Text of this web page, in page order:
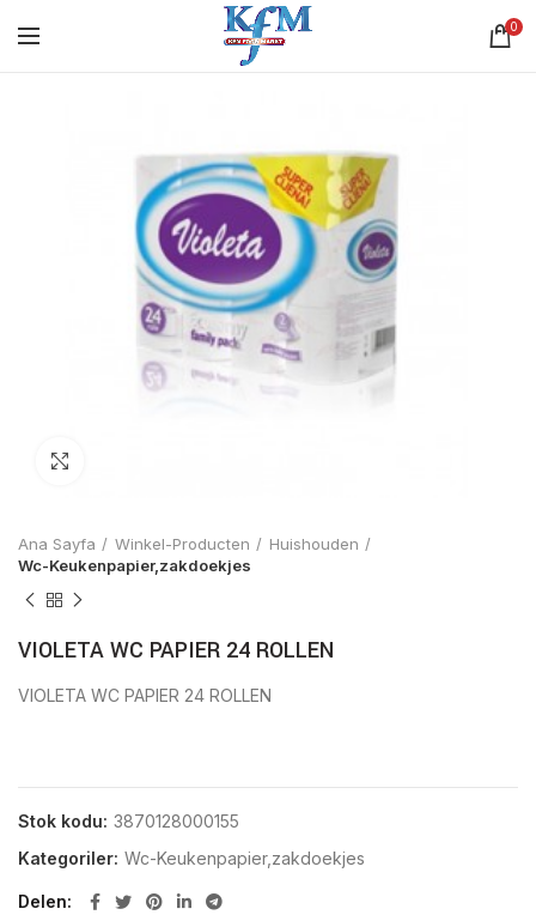
0
Ana Sayfa Winkel-Producten
Huishouden
Wc-Keukenpapier,zakdoekjes
VIOLETA WC PAPIER 24 ROLLEN
VIOLETA WC PAPIER 24 ROLLEN
Stok kodu: 3870128000155
Kategoriler: Wc-Keukenpapier,zakdoekjes
Delen